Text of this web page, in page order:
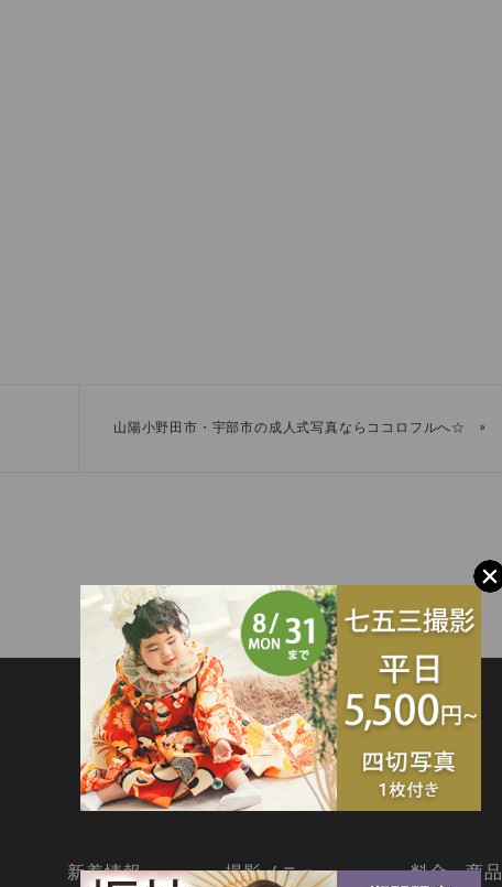
山陽小野田市・宇部市の成人式写真ならココロフルへ☆ »
SITEMAP
新着情報 撮影メニュー 料金・商品